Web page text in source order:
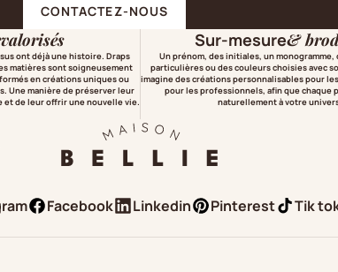
CONTACTEZ-NOUS
ont déjà une histoire. Draps
matières sont soigneusement
en créations uniques ou
Une manière de préserver leur
de leur offrir une nouvelle vie.
Sur-mesure&
Un prénom, des initiales, un monogramme,
particulières ou des couleurs choisies avec
imagine des créations personnalisables pour
pour les professionnels, afin que chaque
naturellement à votre
Facebook Linkedin Pinterest Tik